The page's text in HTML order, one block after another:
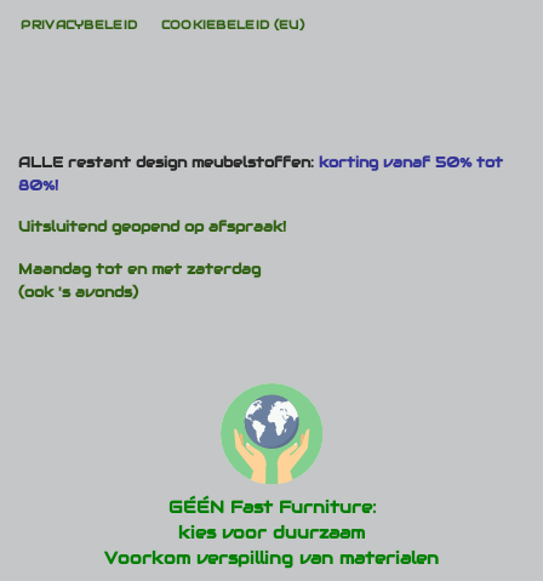
PRIVACYBELEID COOKIEBELEID (EU)
ALLE restant design meubelstoffen: korting vanaf 50% tot
80%!
Uitsluitend geopend op afspraak!
Maandag tot en met zaterdag
(ook 's avonds)
GÉÉN Fast Furniture:
kies voor duurzaam
Voorkom verspilling van materialen